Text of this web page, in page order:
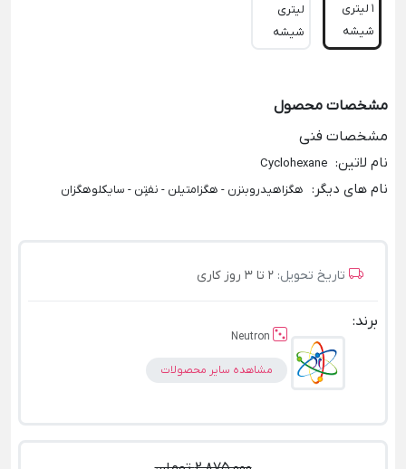
1 لیتری
شیشه
لیتری
شیشه
مشخصات محصول
مشخصات فنی
نام لاتین:
Cyclohexane
نام های دیگر : هگزاهیدروبنزن - هگزامتیلن - نفتٍن - سایکلوهگزان
تاریخ تحویل: 2 تا 3 روز کاری
برند:
Neutron
مشاهده سایر محصولات